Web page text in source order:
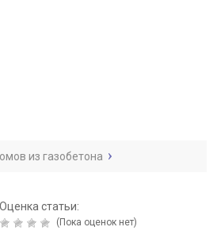
из газобетона
Оценка статьи:
(Пока оценок нет)